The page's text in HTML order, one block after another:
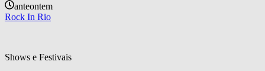
anteontem
Rock In Rio
Shows e Festivais